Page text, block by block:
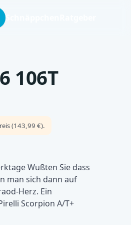
106T
(143,99 €).
Wußten Sie dass
man sich dann auf
Herz. Ein
Scorpion A/T+